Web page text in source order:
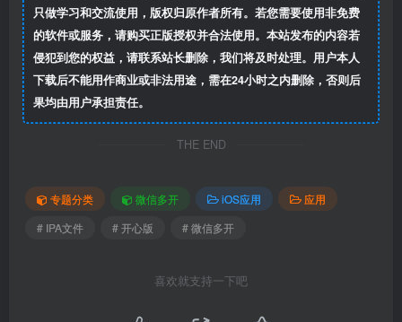
只做学习和交流使用，版权归原作者所有。若您需要使用非免费
的软件或服务，请购买正版授权并合法使用。本站发布的内容若
侵犯到您的权益，请联系站长删除，我们将及时处理。用户本人
下载后不能用作商业或非法用途，需在24小时之内删除，否则后
果均由用户承担责任。
THE END
专题分类 微信多开 iOS应用
应用
# IPA文件
# 开心版 # 微信多开
喜欢就支持一下吧